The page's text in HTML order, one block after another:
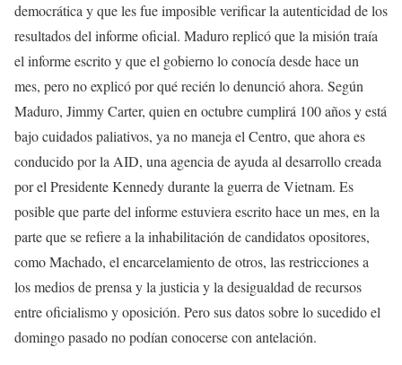
democrática y que les fue imposible verificar la autenticidad de los
resultados del informe oficial. Maduro replicó que la misión traía
el informe escrito y que el gobierno lo conocía desde hace un
mes, pero no explicó por qué recién lo denunció ahora. Según
Maduro, Jimmy Carter, quien en octubre cumplirá 100 años y está
bajo cuidados paliativos, ya no maneja el Centro, que ahora es
conducido por la AID, una agencia de ayuda al desarrollo creada
por el Presidente Kennedy durante la guerra de Vietnam. Es
posible que parte del informe estuviera escrito hace un mes, en la
parte que se refiere a la inhabilitación de candidatos opositores,
como Machado, el encarcelamiento de otros, las restricciones a
los medios de prensa y la justicia y la desigualdad de recursos
entre oficialismo y oposición. Pero sus datos sobre lo sucedido el
domingo pasado no podían conocerse con antelación.